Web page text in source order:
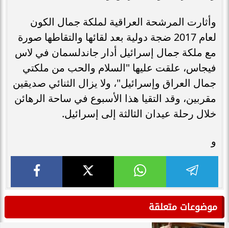
وأثارت المرشحة العراقية لملكة جمال الكون
لعام 2017 ضجة دولية بعد لقائها والتقاطها صورة
مع ملكة جمال إسرائيل أدار جاندلسمان في لاس
فيجاس، علقت عليها "السلام والحب من ملكتي
جمال العراق وإسرائيل"، ولا يزال الثنائي صديقين
مقربين، وقد التقيا هذا الأسبوع في ساحة الرهائن
خلال رحلة عيدان الثالثة إلى إسرائيل.
و
موضوعات متعلقة